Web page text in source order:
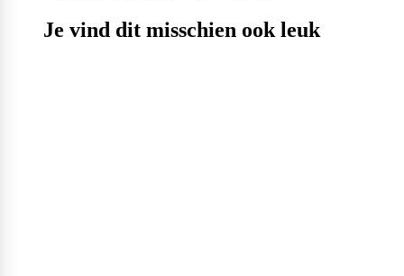
Je vind dit misschien ook leuk